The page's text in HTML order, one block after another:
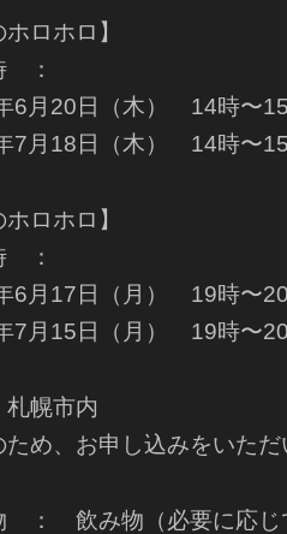
ホロホロ】
：
6月20日（木） 14時〜
7月18日（木） 14時〜
ホロホロ】
：
6月17日（月） 19時〜
7月15日（月） 19時〜
札幌市内
ため、お申し込みをいた
： 飲み物（必要に応じ